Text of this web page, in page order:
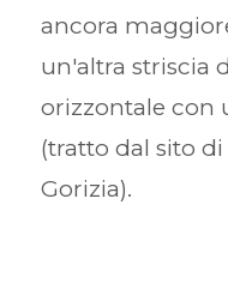
ancora
un'altra striscia
orizzontale con
(tratto dal sito di
Gorizia).